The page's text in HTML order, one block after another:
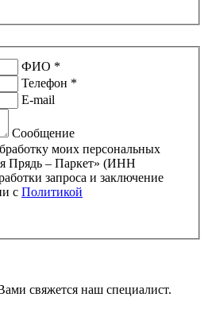
ФИО *
Телефон *
E-mail
Сообщение
моих персональных
Прядь – Паркет» (ИНН
с Политикой
свяжется наш специалист.